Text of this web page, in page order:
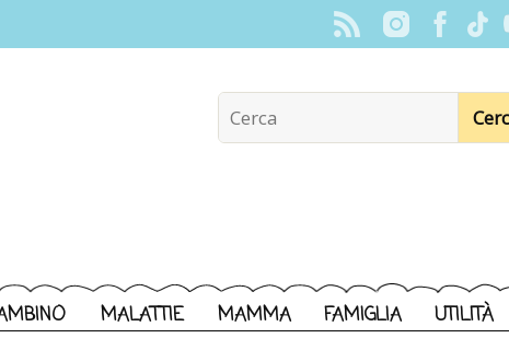
MALATTIE MAMMA FAMIGLIA UTILITÀ